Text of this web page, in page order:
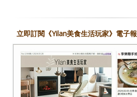
立即訂閱《Yilan美食生活玩家》電子報